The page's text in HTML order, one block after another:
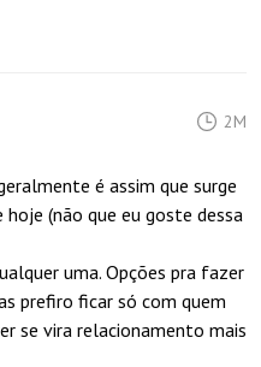
2M
é assim que surge
(não que eu goste dessa
uma. Opções pra fazer
prefiro ficar só com quem
se vira relacionamento mais